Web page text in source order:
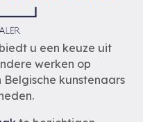
u een keuze uit
werken op
kunstenaars